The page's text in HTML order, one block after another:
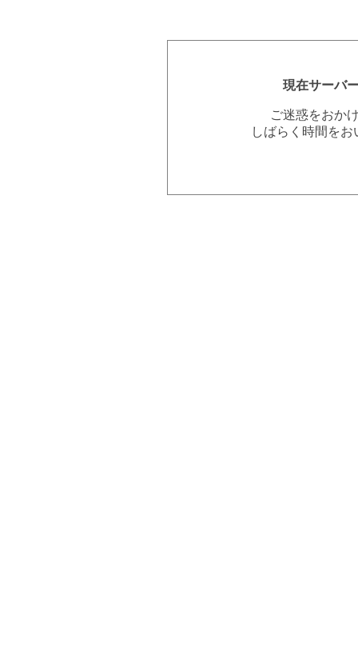
現在サーバ
ご迷惑をおか
しばらく時間を